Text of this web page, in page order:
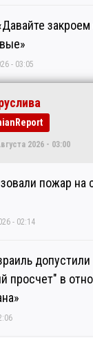
- 03:05
2026 - 03:00
пожар на
- 02:14
допустили
просчет" в